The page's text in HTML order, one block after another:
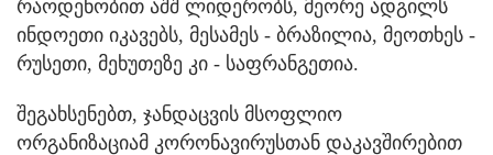
რაოდენობით აშშ ლიდერობს, მეორე ადგილს
ინდოეთი იკავებს, მესამეს - ბრაზილია, მეოთხეს -
რუსეთი, მეხუთეზე კი - საფრანგეთია.
შეგახსენებთ, ჯანდაცვის მსოფლიო
ორგანიზაციამ კორონავირუსთან დაკავშირებით